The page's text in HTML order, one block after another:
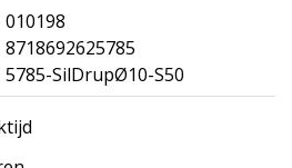
010198
8718692625785
5785-SilDrupØ10-S50